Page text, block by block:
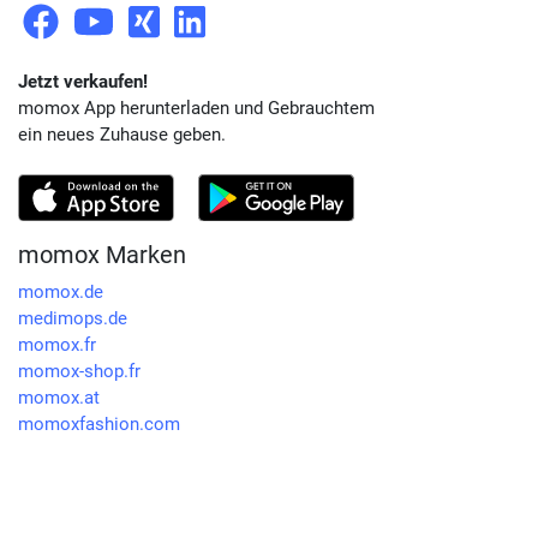
Jetzt verkaufen!
momox App herunterladen und Gebrauchtem
ein neues Zuhause geben.
momox Marken
momox.de
medimops.de
momox.fr
momox-shop.fr
momox.at
momoxfashion.com